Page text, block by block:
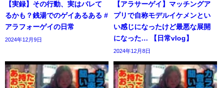
【実録】その行動、実はバレて
るかも？銭湯でのゲイあるある #
アラフォーゲイの日常
2024年12月9日
【アラサーゲイ】マッチングア
プリで自称モデルイケメンとい
い感じになったけど最悪な展開
になった… 【日常vlog】
2024年12月8日